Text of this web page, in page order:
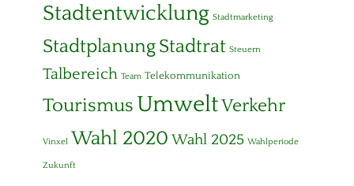
Stadtentwicklung Stadtmarketing
StadtplanungStadtrat Steuern
Talbereich Team Telekommunikation
TourismusUmweltVerkehr
Vinxel Wahl 2020 Wahl 2025 Wahlperiode
Zukunft